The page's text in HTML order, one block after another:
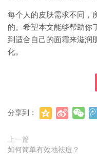
每个人的皮肤需求不同，
的。希望本文能够帮助你
到适合自己的面霜来滋润
化。
分享到：
上一篇
如何简单有效地祛痘？